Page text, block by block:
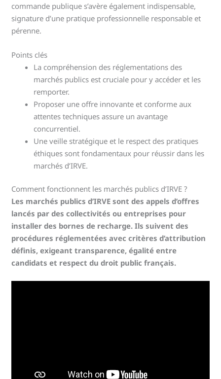
commande publique s’avère également indispensable,
signature d’une pratique professionnelle responsable et
pérenne.
Points clés
La compréhension des réglementations des
marchés publics est cruciale pour y accéder et les
remporter.
Proposer une offre innovante et conforme aux
attentes techniques assure un avantage
concurrentiel.
Une veille stratégique et le respect des pratiques
éthiques sont fondamentaux pour réussir dans les
marchés d’IRVE.
Comment fonctionnent les marchés publics d’IRVE ?
Les marchés publics d’IRVE sont des appels d’offres
lancés par des collectivités ou entreprises pour
installer des bornes de recharge. Ils suivent des
procédures réglementées avec critères d’attribution
définis, exigeant transparence, égalité entre
candidats et respect du droit public français.